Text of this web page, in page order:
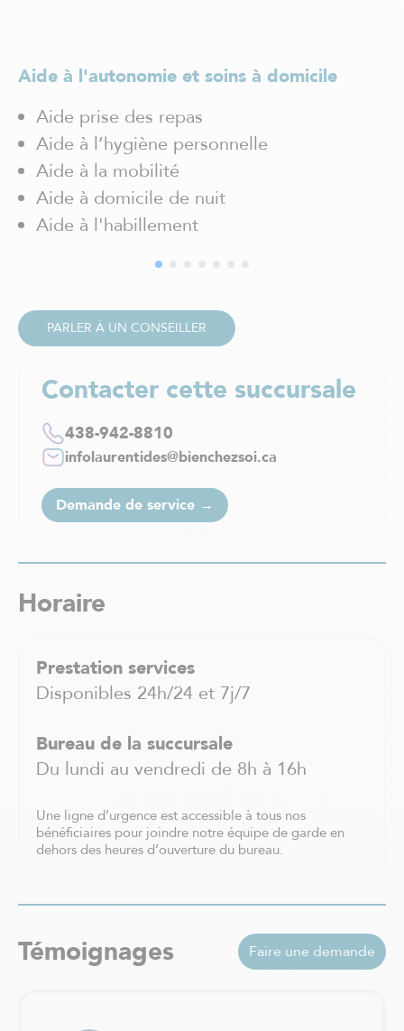
Mascouche
Maskinongé
Mercier-Hochelaga-Maisonneuve
Mirabel
Mont-Blanc
Mont-Laurier
Outremont / Mont-Royal
Pointe-Claire
Pointe-aux-Trembles
Repentigny
Rivière-des-Prairies
Saguenay / Chicoutimi
Saint-Boniface
Saint-Bruno-de-Montarville
Saint-Constant
Saint-Eustache
Saint-Hyacinthe
Saint-Jérôme
Sainte-Adèle
Sainte-Agathe-des-Monts
Sainte-Thérèse
Shawinigan
Sherbrooke
Terrebonne
Trois-Rivières
Verchères / Sainte Julie
Aide à l'autonomie et soins à domicile
Aide prise des repas
Aide à l’hygiène personnelle
Aide à la mobilité
Aide à domicile de nuit
Aide à l'habillement
PARLER À UN CONSEILLER
Contacter cette succursale
438-942-8810
infolaurentides@bienchezsoi.ca
Demande de service →
Horaire
Prestation services
Disponibles 24h/24 et 7j/7
Bureau de la succursale
Du lundi au vendredi de 8h à 16h
Une ligne d’urgence est accessible à tous nos
bénéficiaires pour joindre notre équipe de garde en
dehors des heures d’ouverture du bureau.
Témoignages Faire une demande